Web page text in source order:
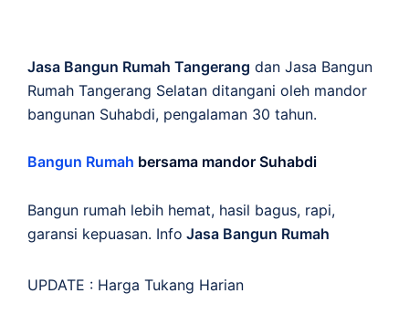
Jasa Bangun Rumah Tangerang dan Jasa Bangun
Rumah Tangerang Selatan ditangani oleh mandor
bangunan Suhabdi, pengalaman 30 tahun.
Bangun Rumah bersama mandor Suhabdi
Bangun rumah lebih hemat, hasil bagus, rapi,
garansi kepuasan. Info Jasa Bangun Rumah
UPDATE : Harga Tukang Harian